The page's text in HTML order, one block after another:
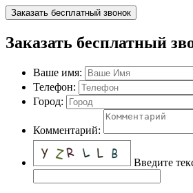
Заказать бесплатный звонок
Заказать бесплатный
Ваше имя:
Телефон:
Город:
Комментарий:
Введите